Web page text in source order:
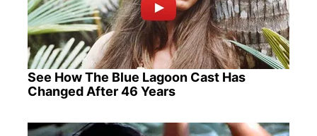
See How The Blue Lagoon Cast Has
Changed After 46 Years